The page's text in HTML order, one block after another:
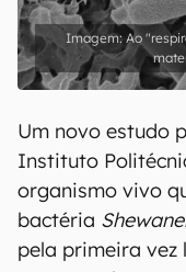
Ao
Um novo estudo
Instituto
organismo vivo
bactéria
pela primeira vez